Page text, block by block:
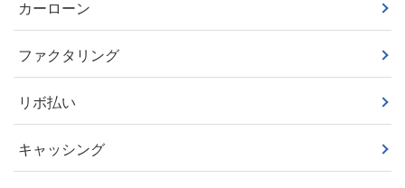
カーローン
ファクタリング
リボ払い
キャッシング